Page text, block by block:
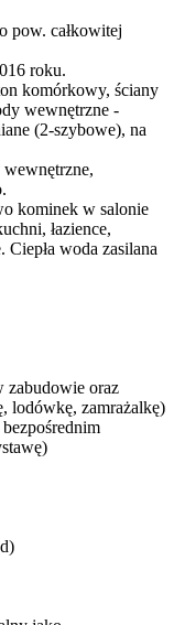
pow. całkowitej
roku.
komórkowy, ściany
wewnętrzne -
(2-szybowe), na
kominek w salonie
łazience,
Ciepła woda zasilana
zabudowie oraz
lodówkę, zamrażalkę)